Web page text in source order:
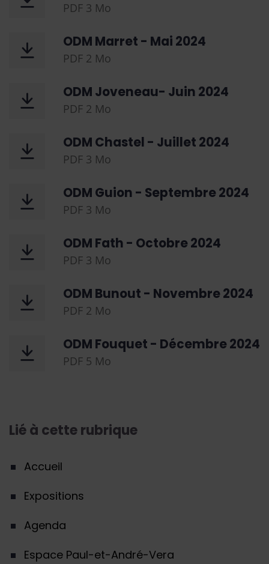
PDF 3 Mo
ODM Marret - Mai 2024
PDF 2 Mo
ODM Joveneau- Juin 2024
PDF 2 Mo
ODM Chastel - Juillet 2024
PDF 3 Mo
ODM Guion - Septembre 2024
PDF 3 Mo
ODM Fath - Octobre 2024
PDF 3 Mo
ODM Bunout - Novembre 2024
PDF 2 Mo
ODM Fouquet - Décembre 2024
PDF 5 Mo
Lié à cette rubrique
Accueil
Expositions
Agenda
Espace Paul-et-André-Vera